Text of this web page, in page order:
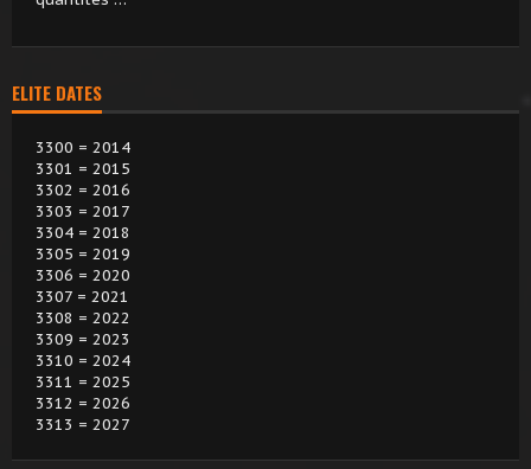
ELITE DATES
3300 = 2014
3301 = 2015
3302 = 2016
3303 = 2017
3304 = 2018
3305 = 2019
3306 = 2020
3307 = 2021
3308 = 2022
3309 = 2023
3310 = 2024
3311 = 2025
3312 = 2026
3313 = 2027